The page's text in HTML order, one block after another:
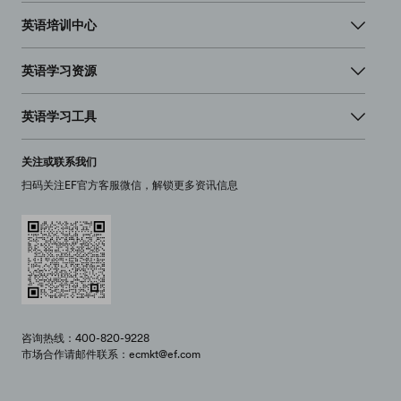
英语培训中心
英语学习资源
英语学习工具
关注或联系我们
扫码关注EF官方客服微信，解锁更多资讯信息
咨询热线：400-820-9228
市场合作请邮件联系：ecmkt@ef.com